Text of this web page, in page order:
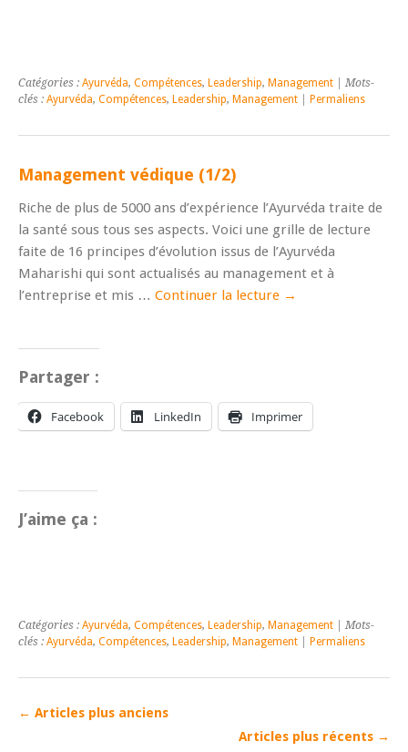
Catégories : Ayurvéda, Compétences, Leadership, Management | Mots-
clés : Ayurvéda, Compétences, Leadership, Management Permaliens
Management védique (1/2)
Riche de plus de 5000 ans d’expérience l’Ayurvéda traite de
la santé sous tous ses aspects. Voici une grille de lecture
faite de 16 principes d’évolution issus de l’Ayurvéda
Maharishi qui sont actualisés au management et à
l’entreprise et mis … Continuer la lecture →
Partager :
Facebook LinkedIn Imprimer
J’aime ça :
Catégories : Ayurvéda, Compétences, Leadership, Management | Mots-
clés : Ayurvéda, Compétences, Leadership, Management Permaliens
← Articles plus anciens
Articles plus récents →